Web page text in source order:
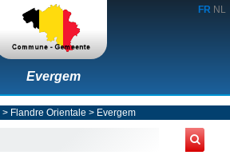
FR NL
Evergem
> Flandre Orientale > Evergem